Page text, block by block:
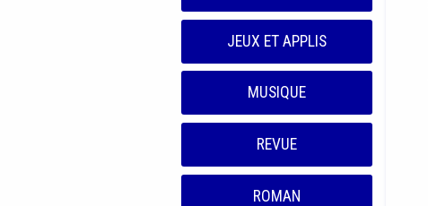
JEUX ET APPLIS
MUSIQUE
REVUE
ROMAN